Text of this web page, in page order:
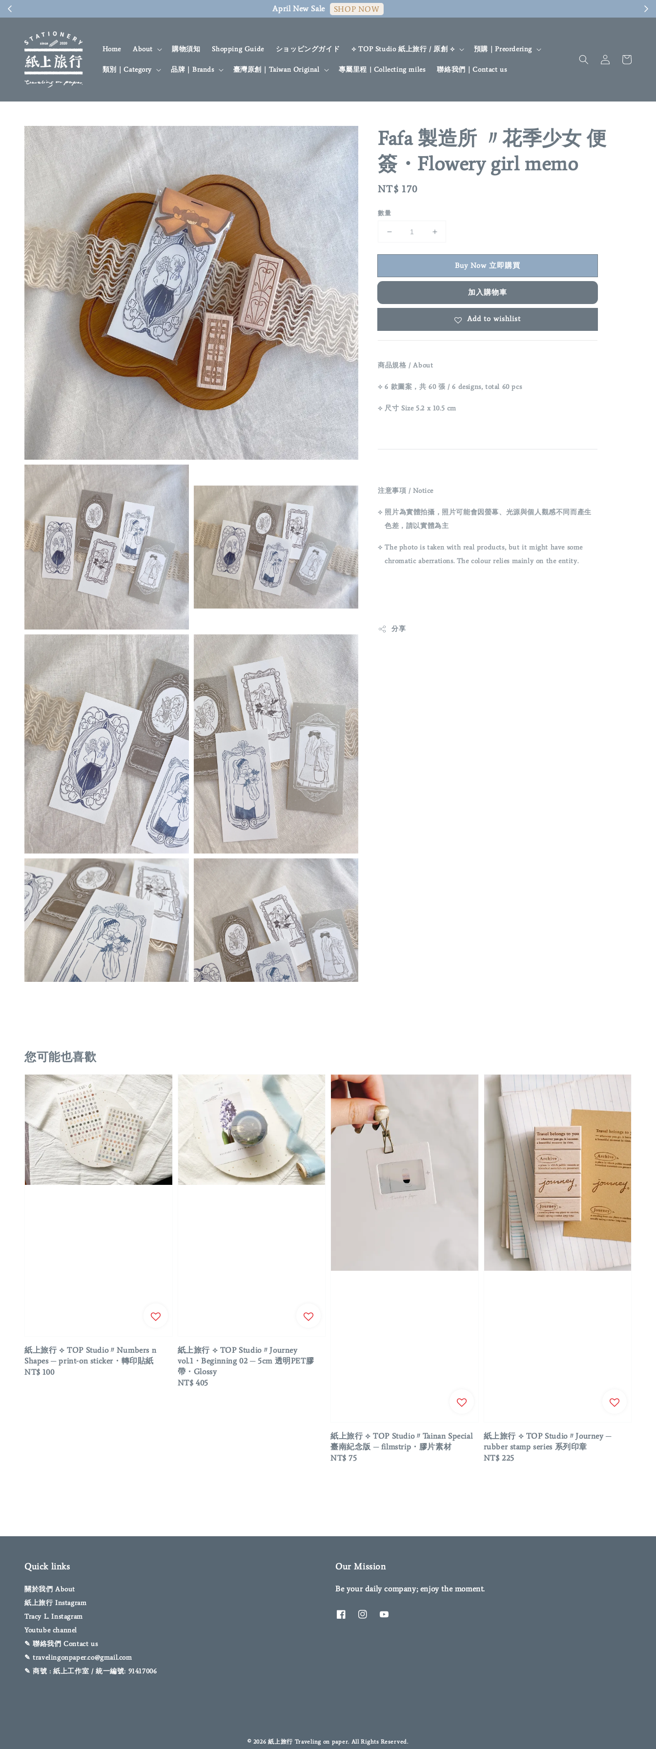
April New Sale SHOP NOW
Home About 購物須知 Shopping Guide ショッピングガイド ⟡ TOP Studio 紙上旅行 / 原創 ⟡ 預購｜Preordering
類別｜Category 品牌｜Brands 臺灣原創｜Taiwan Original 專屬里程 | Collecting miles 聯絡我們｜Contact us
Fafa 製造所 〃花季少女 便
簽・Flowery girl memo
Regular
NT$ 170
數量
Buy Now 立即購買
加入購物車
Add to wishlist
商品規格 / About
⟡ 6 款圖案，共 60 張 / 6 designs, total 60 pcs
⟡ 尺寸 Size 5.2 x 10.5 cm
注意事項 / Notice
⟡ 照片為實體拍攝，照片可能會因螢幕、光源與個人觀感不同而產生
色差，請以實體為主
⟡ The photo is taken with real products, but it might have some
chromatic aberrations. The colour relies mainly on the entity.
分享
您可能也喜歡
紙上旅行 ⟡ TOP Studio〃Numbers n
Shapes ─ print-on sticker・轉印貼紙
Regular
NT$ 100
紙上旅行 ⟡ TOP Studio〃Journey
vol.1・Beginning 02 ─ 5cm 透明PET膠
帶・Glossy
Regular
NT$ 405
紙上旅行 ⟡ TOP Studio〃Tainan Special
臺南紀念版 ─ filmstrip・膠片素材
Regular
NT$ 75
紙上旅行 ⟡ TOP Studio〃Journey ─
rubber stamp series 系列印章
Regular
NT$ 225
Quick links
關於我們 About
紙上旅行 Instagram
Tracy L. Instagram
Youtube channel
✎ 聯絡我們 Contact us
✎ travelingonpaper.co@gmail.com
✎ 商號 : 紙上工作室 / 統一編號: 91417006
Our Mission
Be your daily company; enjoy the moment.
© 2026 紙上旅行 Traveling on paper. All Rights Reserved.